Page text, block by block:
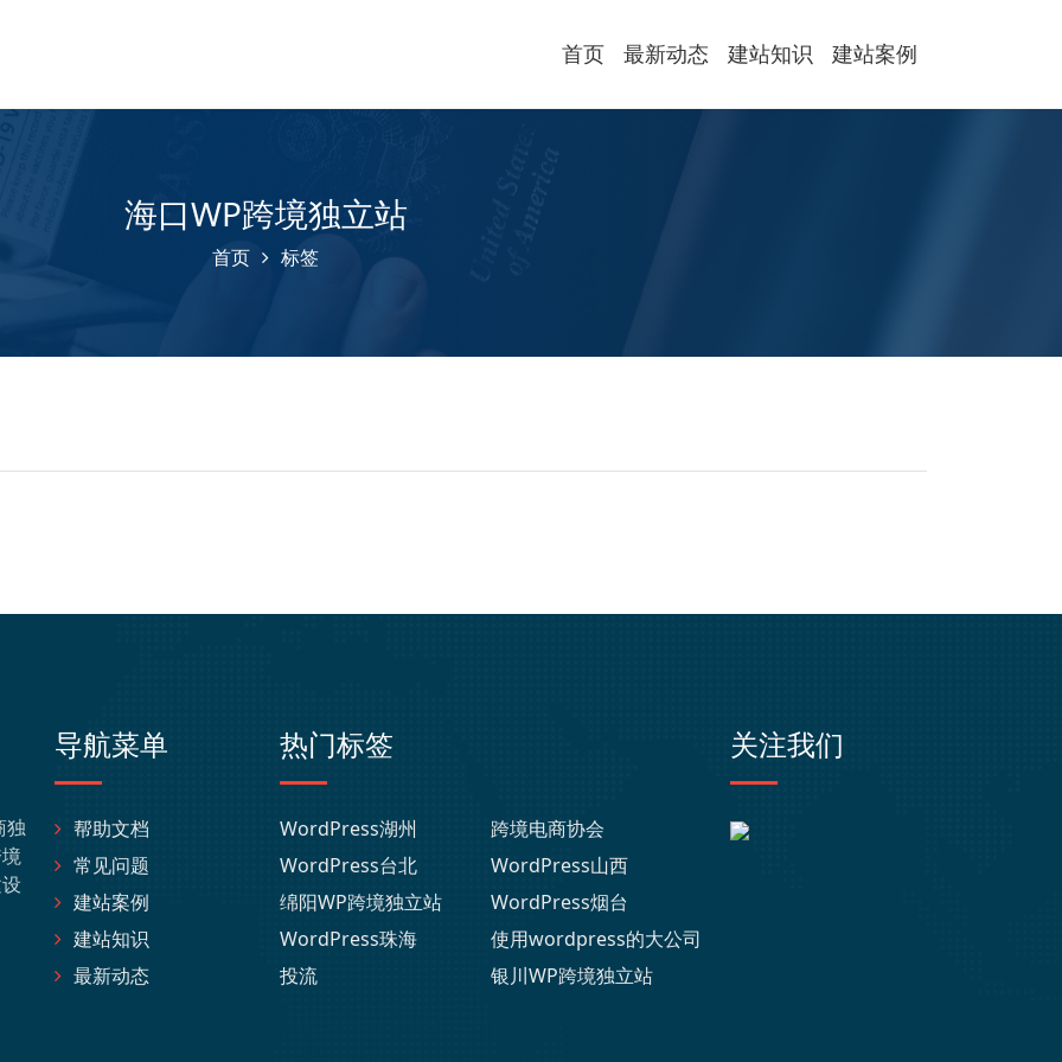
首页 最新动态 建站知识 建站案例
海口WP跨境独立站
首页 标签
独
导航菜单
帮助文档
常见问题
建站案例
建站知识
最新动态
热门标签
WordPress湖州
跨境电商协会
WordPress台北
WordPress山西
绵阳WP跨境独立站
WordPress烟台
WordPress珠海
使用wordpress的大公司
投流
银川WP跨境独立站
关注我们